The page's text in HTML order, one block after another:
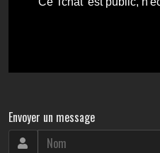
Envoyer un message